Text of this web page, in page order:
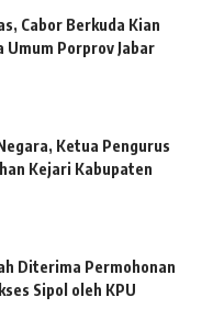
Cabor Berkuda Kian
Umum Porprov Jabar
Ketua Pengurus
Kejari Kabupaten
Diterima Permohonan
Sipol oleh KPU